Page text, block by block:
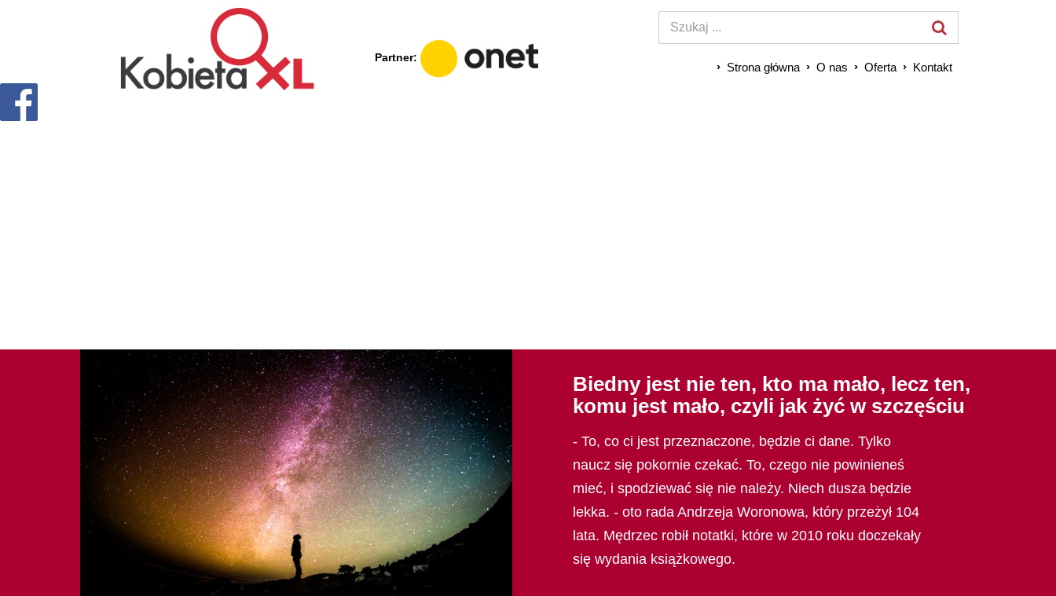
Partner:
Strona główna O nas Oferta Kontakt
Biedny jest nie ten, kto ma mało, lecz ten,
komu jest mało, czyli jak żyć w szczęściu
- To, co ci jest przeznaczone, będzie ci dane. Tylko
naucz się pokornie czekać. To, czego nie powinieneś
mieć, i spodziewać się nie należy. Niech dusza będzie
lekka. - oto rada Andrzeja Woronowa, który przeżył 104
lata. Mędrzec robił notatki, które w 2010 roku doczekały
się wydania książkowego.